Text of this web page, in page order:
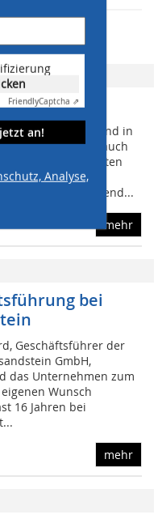
FriendlyCaptcha ⇗
an!
Analyse,
Artikel:
Kaum irgendwo sind in
auch
Raum, in den letzten
als in der
Entsprechend...
mehr
bei
Geschäftsführer der
GmbH,
das Unternehmen zum
Wunsch
16 Jahren bei
mehr